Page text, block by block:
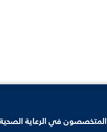
المتخصصون في الرعاية